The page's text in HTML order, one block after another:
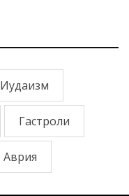
Иудаизм
Гастроли
Аврия